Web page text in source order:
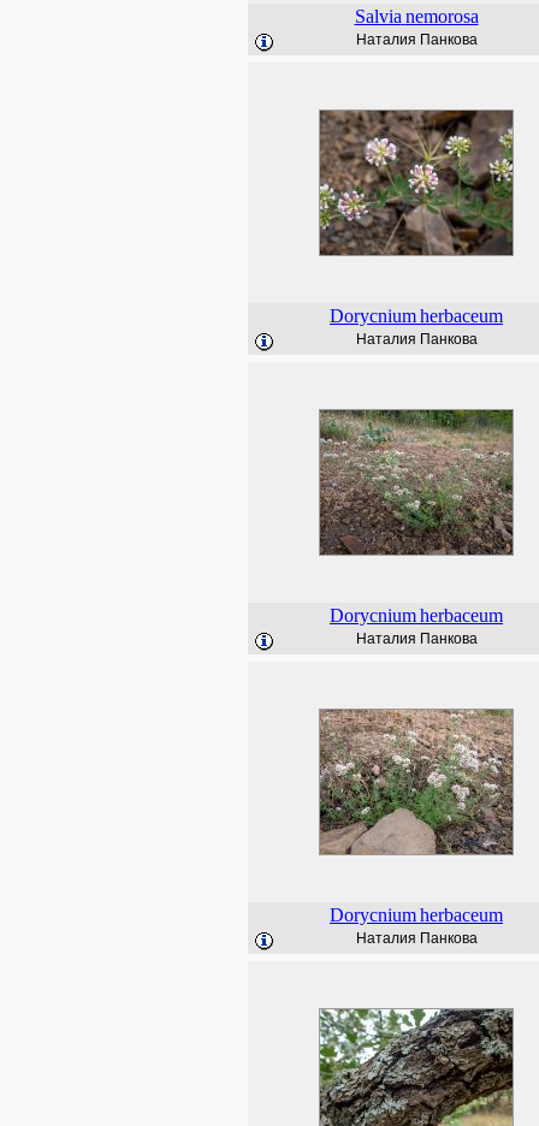
Salvia nemorosa
Наталия Панкова
Dorycniumherbaceum
Наталия Панкова
Dorycniumherbaceum
Наталия Панкова
Dorycniumherbaceum
Наталия Панкова